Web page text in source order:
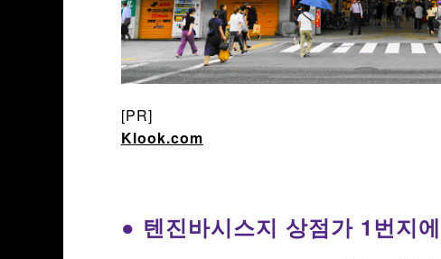
[PR]
Klook.com
● 텐진바시스지 상점가 1번지